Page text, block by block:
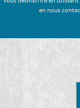
en nous